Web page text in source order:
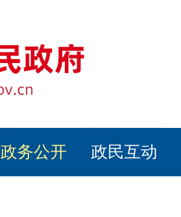
政务公开 政民互动